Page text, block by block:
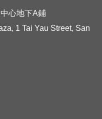
心地下A鋪
1 Tai Yau Street, San